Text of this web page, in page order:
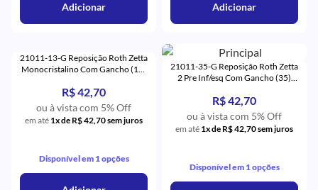
Adicionar Adicionar
21011-13-G Reposição Roth Zetta
Monocristalino Com Gancho (13)
R$ 42,70
ou à vista com 5% Off
em até 1x de R$ 42,70 sem juros
Disponível em 1 opções
21011-35-G Reposição Roth Zetta
2 Pre Inf/esq Com Gancho (35)
R$ 42,70
ou à vista com 5% Off
em até 1x de R$ 42,70 sem juros
Disponível em 1 opções